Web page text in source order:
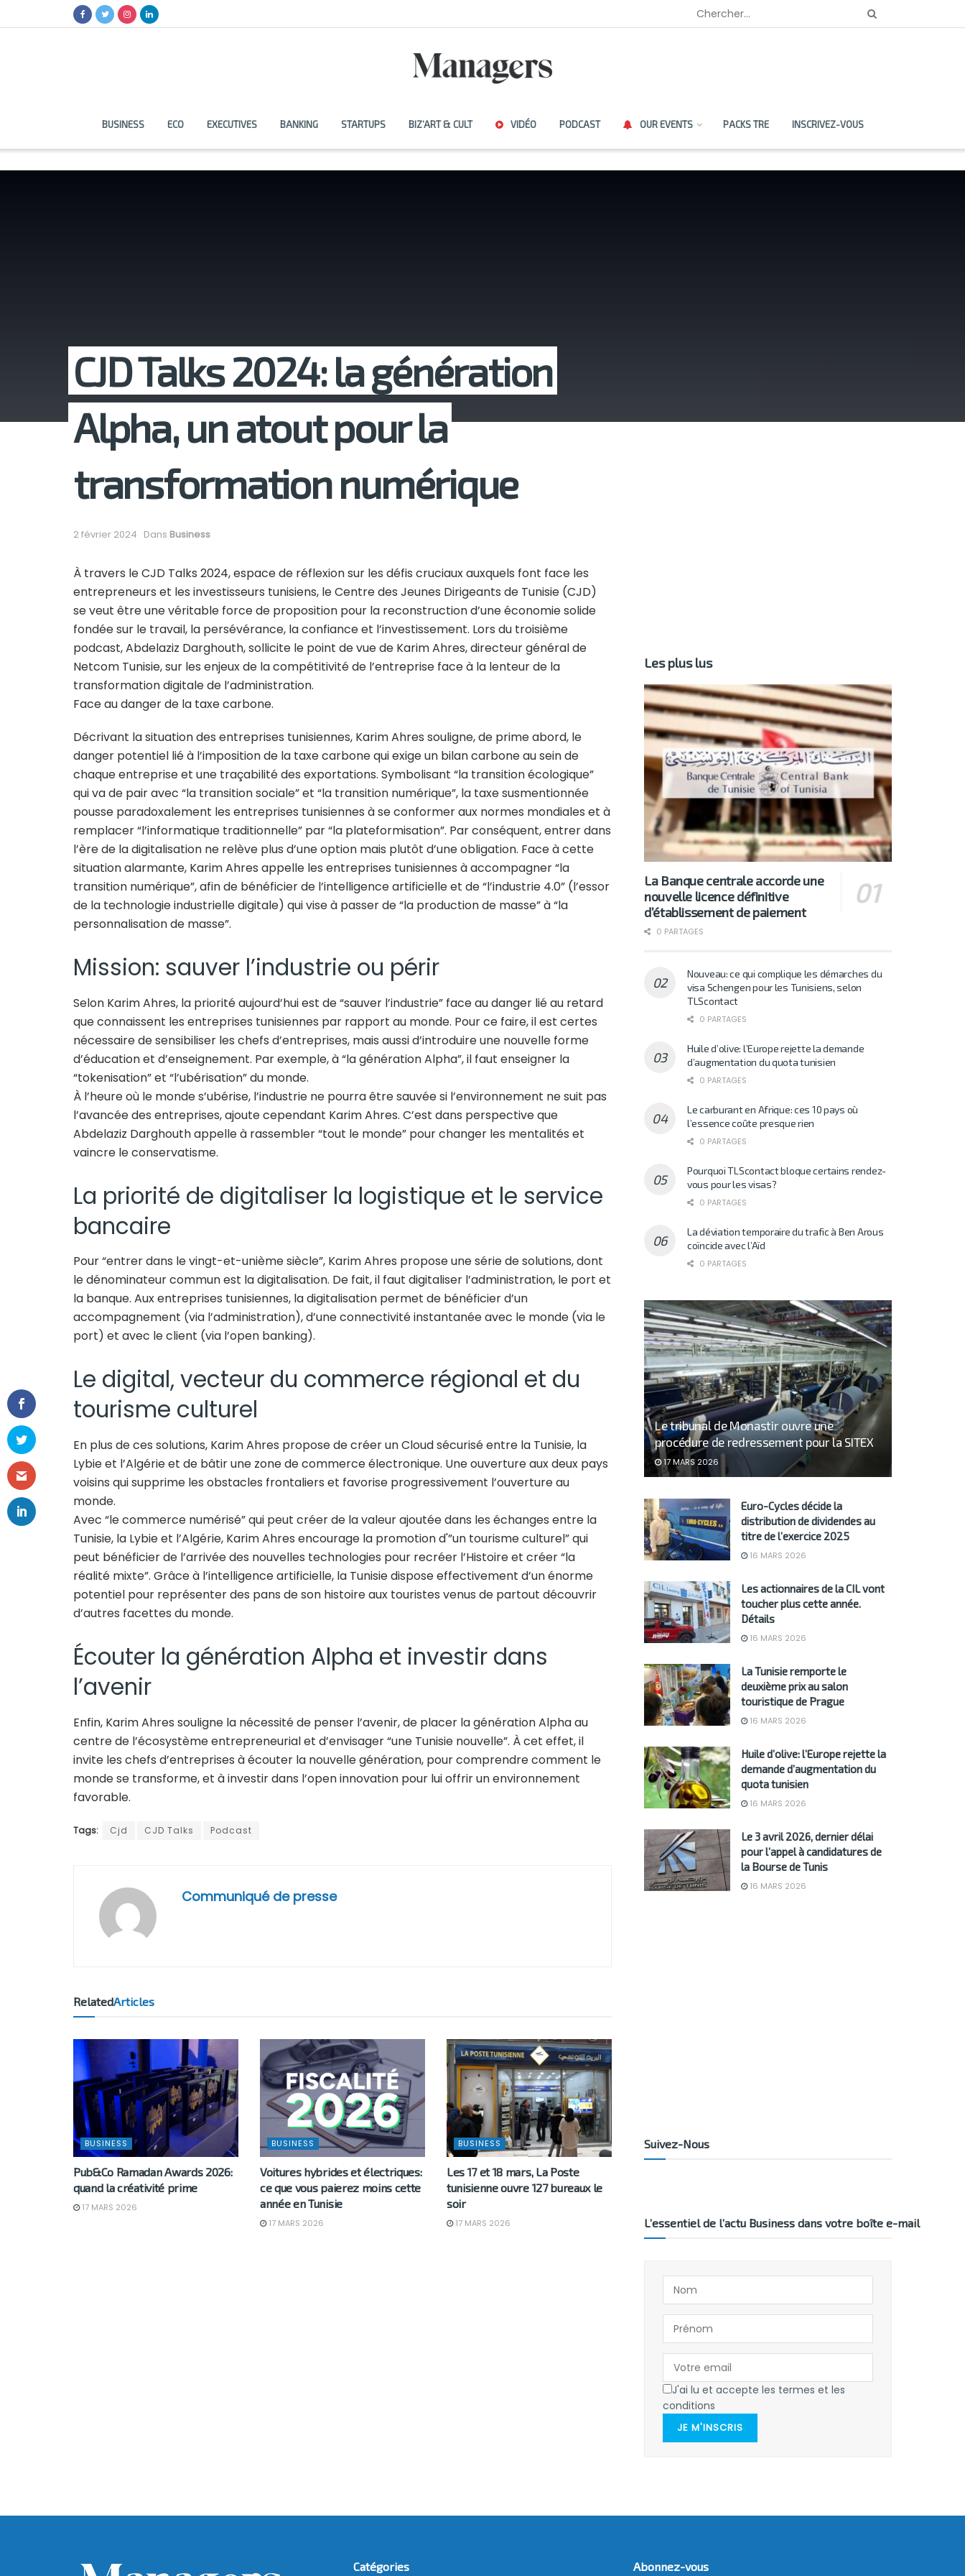
BUSINESS ECO EXECUTIVES BANKING STARTUPS BIZ’ART & CULT VIDÉO PODCAST OUR EVENTS PACKS TRE INSCRIVEZ-VOUS
CJD Talks 2024: la génération
Alpha, un atout pour la
transformation numérique
2 février 2024 Dans Business
À travers le CJD Talks 2024, espace de réflexion sur les défis cruciaux auxquels font face les
entrepreneurs et les investisseurs tunisiens, le Centre des Jeunes Dirigeants de Tunisie (CJD)
se veut être une véritable force de proposition pour la reconstruction d’une économie solide
fondée sur le travail, la persévérance, la confiance et l’investissement. Lors du troisième
podcast, Abdelaziz Darghouth, sollicite le point de vue de Karim Ahres, directeur général de
Netcom Tunisie, sur les enjeux de la compétitivité de l’entreprise face à la lenteur de la
transformation digitale de l’administration.
Face au danger de la taxe carbone.
Décrivant la situation des entreprises tunisiennes, Karim Ahres souligne, de prime abord, le
danger potentiel lié à l’imposition de la taxe carbone qui exige un bilan carbone au sein de
chaque entreprise et une traçabilité des exportations. Symbolisant “la transition écologique”
qui va de pair avec “la transition sociale” et “la transition numérique”, la taxe susmentionnée
pousse paradoxalement les entreprises tunisiennes à se conformer aux normes mondiales et à
remplacer “l’informatique traditionnelle” par “la plateformisation”. Par conséquent, entrer dans
l’ère de la digitalisation ne relève plus d’une option mais plutôt d’une obligation. Face à cette
situation alarmante, Karim Ahres appelle les entreprises tunisiennes à accompagner “la
transition numérique”, afin de bénéficier de l’intelligence artificielle et de “l’industrie 4.0” (l’essor
de la technologie industrielle digitale) qui vise à passer de “la production de masse” à “la
personnalisation de masse”.
Mission: sauver l’industrie ou périr
Selon Karim Ahres, la priorité aujourd’hui est de “sauver l’industrie” face au danger lié au retard
que connaissent les entreprises tunisiennes par rapport au monde. Pour ce faire, il est certes
nécessaire de sensibiliser les chefs d’entreprises, mais aussi d’introduire une nouvelle forme
d’éducation et d’enseignement. Par exemple, à “la génération Alpha”, il faut enseigner la
“tokenisation” et “l’ubérisation” du monde.
À l’heure où le monde s’ubérise, l’industrie ne pourra être sauvée si l’environnement ne suit pas
l’avancée des entreprises, ajoute cependant Karim Ahres. C’est dans perspective que
Abdelaziz Darghouth appelle à rassembler “tout le monde” pour changer les mentalités et
vaincre le conservatisme.
La priorité de digitaliser la logistique et le service
bancaire
Pour “entrer dans le vingt-et-unième siècle”, Karim Ahres propose une série de solutions, dont
le dénominateur commun est la digitalisation. De fait, il faut digitaliser l’administration, le port et
la banque. Aux entreprises tunisiennes, la digitalisation permet de bénéficier d’un
accompagnement (via l’administration), d’une connectivité instantanée avec le monde (via le
port) et avec le client (via l’open banking).
Le digital, vecteur du commerce régional et du
tourisme culturel
En plus de ces solutions, Karim Ahres propose de créer un Cloud sécurisé entre la Tunisie, la
Lybie et l’Algérie et de bâtir une zone de commerce électronique. Une ouverture aux deux pays
voisins qui supprime les obstacles frontaliers et favorise progressivement l’ouverture au
monde.
Avec “le commerce numérisé” qui peut créer de la valeur ajoutée dans les échanges entre la
Tunisie, la Lybie et l’Algérie, Karim Ahres encourage la promotion d'”un tourisme culturel” qui
peut bénéficier de l’arrivée des nouvelles technologies pour recréer l’Histoire et créer “la
réalité mixte”. Grâce à l’intelligence artificielle, la Tunisie dispose effectivement d’un énorme
potentiel pour représenter des pans de son histoire aux touristes venus de partout découvrir
d’autres facettes du monde.
Écouter la génération Alpha et investir dans
l’avenir
Enfin, Karim Ahres souligne la nécessité de penser l’avenir, de placer la génération Alpha au
centre de l’écosystème entrepreneurial et d’envisager “une Tunisie nouvelle”. À cet effet, il
invite les chefs d’entreprises à écouter la nouvelle génération, pour comprendre comment le
monde se transforme, et à investir dans l’open innovation pour lui offrir un environnement
favorable.
Tags: Cjd CJD Talks Podcast
Communiqué de presse
RelatedArticles
BUSINESS
Pub&Co Ramadan Awards 2026:
quand la créativité prime
17 MARS 2026
BUSINESS
Voitures hybrides et électriques:
ce que vous paierez moins cette
année en Tunisie
17 MARS 2026
BUSINESS
Les 17 et 18 mars, La Poste
tunisienne ouvre 127 bureaux le
soir
17 MARS 2026
Les plus lus
La Banque centrale accorde une
nouvelle licence définitive
d’établissement de paiement
0 PARTAGES
Nouveau: ce qui complique les démarches du
visa Schengen pour les Tunisiens, selon
TLScontact
0 PARTAGES
Huile d’olive: l’Europe rejette la demande
d’augmentation du quota tunisien
0 PARTAGES
Le carburant en Afrique: ces 10 pays où
l’essence coûte presque rien
0 PARTAGES
Pourquoi TLScontact bloque certains rendez-
vous pour les visas?
0 PARTAGES
La déviation temporaire du trafic à Ben Arous
coïncide avec l’Aïd
0 PARTAGES
Le tribunal de Monastir ouvre une
procédure de redressement pour la SITEX
17 MARS 2026
Euro-Cycles décide la
distribution de dividendes au
titre de l’exercice 2025
16 MARS 2026
Les actionnaires de la CIL vont
toucher plus cette année.
Détails
16 MARS 2026
La Tunisie remporte le
deuxième prix au salon
touristique de Prague
16 MARS 2026
Huile d’olive: l’Europe rejette la
demande d’augmentation du
quota tunisien
16 MARS 2026
Le 3 avril 2026, dernier délai
pour l’appel à candidatures de
la Bourse de Tunis
16 MARS 2026
Suivez-Nous
L’essentiel de l’actu Business dans votre boîte e-mail
J'ai lu et accepte les termes et les
conditions
JE M'INSCRIS